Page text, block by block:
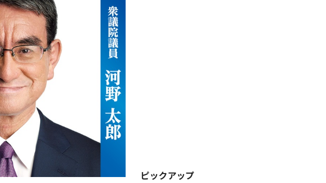
ピックアップ